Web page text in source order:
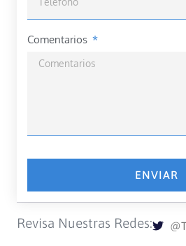
Comentarios
ENVIAR
Revisa Nuestras Redes: